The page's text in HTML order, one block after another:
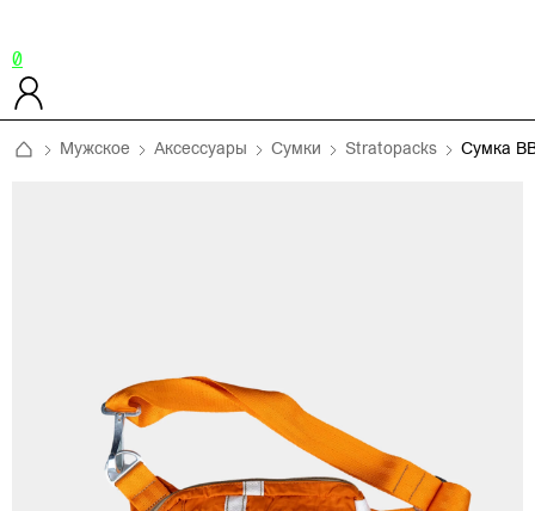
0
Мужское Аксессуары Сумки Stratopacks Сумка